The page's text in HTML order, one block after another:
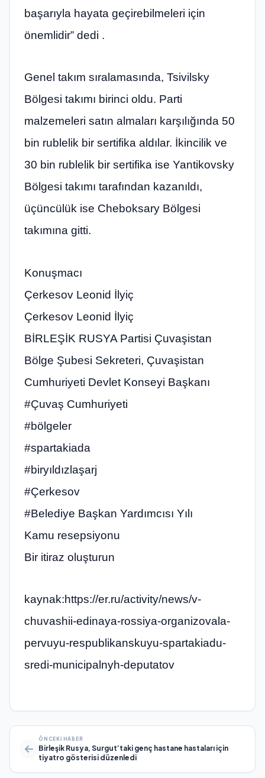
başarıyla hayata geçirebilmeleri için
önemlidir” dedi .
Genel takım sıralamasında, Tsivilsky
Bölgesi takımı birinci oldu. Parti
malzemeleri satın almaları karşılığında 50
bin rublelik bir sertifika aldılar. İkincilik ve
30 bin rublelik bir sertifika ise Yantikovsky
Bölgesi takımı tarafından kazanıldı,
üçüncülük ise Cheboksary Bölgesi
takımına gitti.
Konuşmacı
Çerkesov Leonid İlyiç
Çerkesov Leonid İlyiç
BİRLEŞİK RUSYA Partisi Çuvaşistan
Bölge Şubesi Sekreteri, Çuvaşistan
Cumhuriyeti Devlet Konseyi Başkanı
#Çuvaş Cumhuriyeti
#bölgeler
#spartakiada
#biryıldızlaşarj
#Çerkesov
#Belediye Başkan Yardımcısı Yılı
Kamu resepsiyonu
Bir itiraz oluşturun
kaynak:https://er.ru/activity/news/v-
chuvashii-edinaya-rossiya-organizovala-
pervuyu-respublikanskuyu-spartakiadu-
sredi-municipalnyh-deputatov
ÖNCEKI HABER
Birleşik Rusya, Surgut’taki genç hastane hastaları için
tiyatro gösterisi düzenledi